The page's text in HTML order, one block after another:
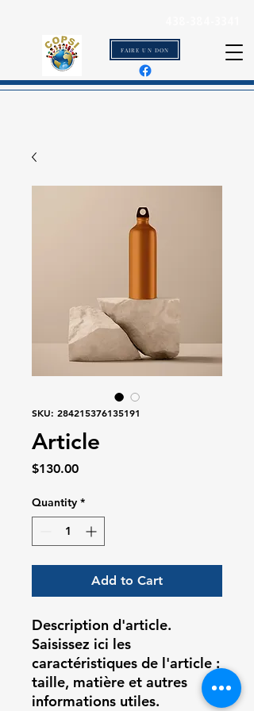
FAIRE UN DON
SKU: 284215376135191
Article
$130.00Price
Quantity *
Add to Cart
Description d'article.
Saisissez ici les
caractéristiques de l'article :
taille, matière et autres
informations utiles.